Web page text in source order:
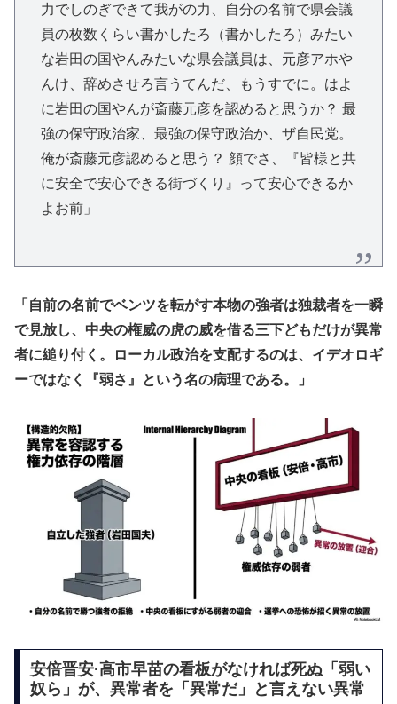
力でしのぎできて我がの力、自分の名前で県会議
員の枚数くらい書かしたろ（書かしたろ）みたい
な岩田の国やんみたいな県会議員は、元彦アホや
んけ、辞めさせろ言うてんだ、もうすでに。はよ
に岩田の国やんが斎藤元彦を認めると思うか？ 最
強の保守政治家、最強の保守政治か、ザ自民党。
俺が斎藤元彦認めると思う？ 顔でさ、『皆様と共
に安全で安心できる街づくり』って安心できるか
よお前」
「自前の名前でベンツを転がす本物の強者は独裁者を一瞬
で見放し、中央の権威の虎の威を借る三下どもだけが異常
者に縋り付く。ローカル政治を支配するのは、イデオロギ
ーではなく『弱さ』という名の病理である。」
安倍晋安·高市早苗の看板がなければ死ぬ「弱い
奴ら」が、異常者を「異常だ」と言えない異常